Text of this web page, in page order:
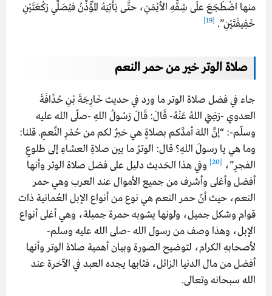
منها اضْطَجَعَ علَى شِقِّهِ الأيْمَنِ، حتَّى يَأْتِيَهُ المُؤَذِّنُ فيُصَلِّي رَكْعَتَيْنِ
خَفِيفَتَيْنِ”. [19]
صلاة الوتر خير من حمر النعم
جاء في فضل صلاة الوتر ما ورد في حديث خَارِجَةَ بْنِ حُذَافَةَ
العدوي -رَضِيَ اللهُ عَنْهُ- قَالَ: قَالَ رَسُولُ اللهِ -صلّى الله عليه
وسلّم-: “إنَّ اللهَ أمدَّكم بصلاةٍ هي خيرٌ لكم من حُمْرِ النَّعمِ. قلنا:
وما هي يا رسولَ اللهِ؟ قال: الوترُ ما بين صلاةِ العشاءِ إلى طلوعِ
الفجرِ”، [20]
وفي هذا الحَديث دليل على فضل صلاة الوتر وأنها
أفضل وأغلى وأشرف من جميع الأموال عند العرب وهي حمر
النعم، حيث أنّ حمر النعم هي نوع من أنواع الإبل العُمانية ذات
قوام وشكل جميل، ولونها يشوبه حمرة جميلة، وهي أغلى أنواع
الإبل، وهذا وصف من رسول الله -صلى الله عليه وسلم-
لأصحابهِ الكرام، لتوضيح الصورة وبيان أهمية صلاة الوتر وأنها
أفضل من مال الدنيا الزائل، فثابها يجده العبد في الآخرة عند
الله سبحانه وتعالى.